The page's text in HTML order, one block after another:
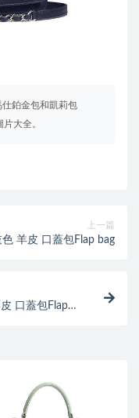
鉑金包和凱莉包
大全。
上一篇
羊皮 口蓋包Flap bag
口蓋包Flap